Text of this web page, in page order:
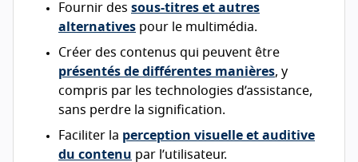
Fournir des sous-titres et autres
alternatives pour le multimédia.
Créer des contenus qui peuvent être
présentés de différentes manières, y
compris par les technologies d’assistance,
sans perdre la signification.
Faciliter la perception visuelle et auditive
du contenu par l’utilisateur.